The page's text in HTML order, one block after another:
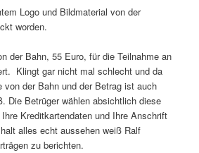
Logo und Bildmaterial von der
worden.
der Bahn, 55 Euro, für die Teilnahme an
Klingt gar nicht mal schlecht und da
der Bahn und der Betrag ist auch
Die Betrüger wählen absichtlich diese
Kreditkartendaten und Ihre Anschrift
alles echt aussehen weiß Ralf
zu berichten.